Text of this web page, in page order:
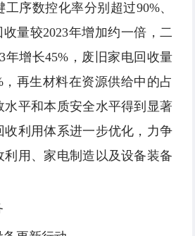
序数控化率分别超过90%、
量较2023年增加约一倍，二
年增长45%，废旧家电回收量
，再生材料在资源供给中的占
水平和本质安全水平得到显著
收利用体系进一步优化，力争
利用、家电制造以及设备装备